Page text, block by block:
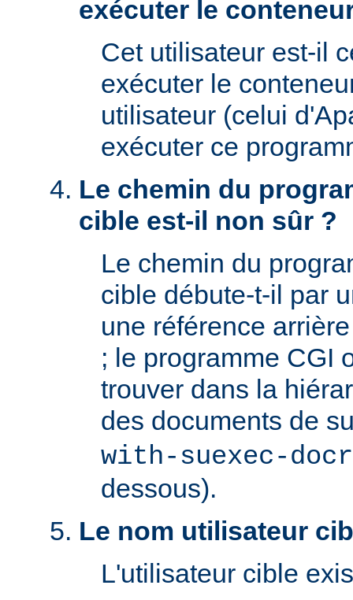
exécuter le
Cet utilisateur est-il
exécuter le
utilisateur (celui
exécuter ce
Le chemin du
cible est-il non sûr ?
Le chemin du
cible débute-t-il par
une référence
; le programme CGI
trouver dans la
des documents de
with-suexec-
dessous).
Le nom utilisateur
L'utilisateur cible